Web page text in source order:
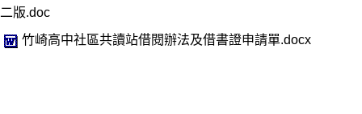
二版.doc
竹崎高中社區共讀站借閱辦法及借書證申請單.docx